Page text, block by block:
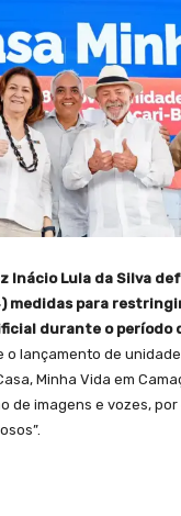
Inácio Lula da Silva
medidas para
durante o período
o lançamento de
Minha Vida em
de imagens e vozes,